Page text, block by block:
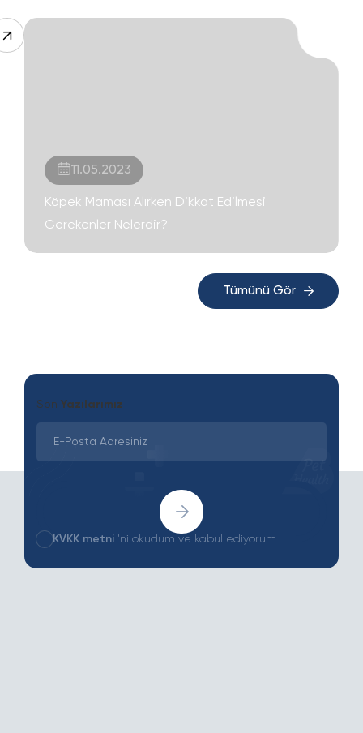
11.05.2023
Köpek Maması Alırken Dikkat Edilmesi
Gerekenler Nelerdir?
Tümünü Gör
Son Yazılarımız
KVKK metni 'ni okudum ve kabul ediyorum.